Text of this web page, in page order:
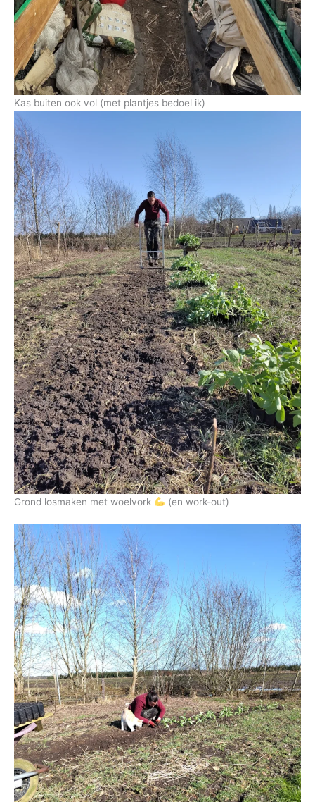
Kas buiten ook vol (met plantjes bedoel ik)
Grond losmaken met woelvork (en work-out)